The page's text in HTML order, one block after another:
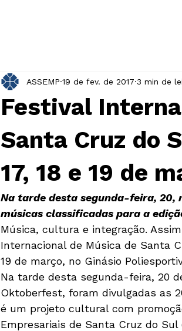
Festival
Santa Cruz do
17, 18 e 19 de
ASSEMP 19 de fev. de 2017 3 min de
Na tarde desta segunda-feira, 20,
músicas classificadas para a
Música, cultura e integração.
Internacional de Música de Santa
19 de março, no Ginásio
Na tarde desta segunda-feira, 20
Oktoberfest, foram divulgadas as
é um projeto cultural com
Empresariais de Santa Cruz do